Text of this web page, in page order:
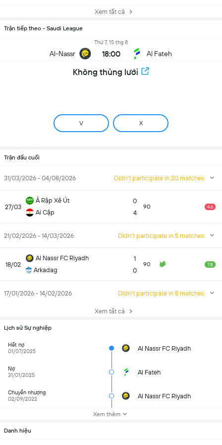
Xem tất cả
Trận tiếp theo - Saudi League
Al-Nassr
Thứ 7, 15 thg 8
18:00 Al Fateh
Không thủng lưới
V X
Trận đấu cuối
31/03/2026 - 04/08/2026 Didn't participate in 20 matches
27/03
Ả Rập Xê Út
Ai Cập
0
4
90 4.6
21/02/2026 - 14/03/2026 Didn't participate in 5 matches
18/02
Al Nassr FC Riyadh
Arkadag
1
0
90 7.8
17/01/2026 - 14/02/2026 Didn't participate in 8 matches
Xem tất cả
Lịch sử Sự nghiệp
Hết nợ
01/07/2025
Al Nassr FC Riyadh
Nợ
31/01/2025
Al Fateh
Chuyển nhượng
02/09/2022
Al Nassr FC Riyadh
Xem thêm
Danh hiệu